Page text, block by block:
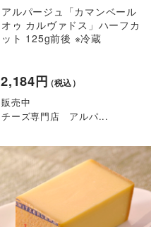
アルパージュ「カマンベール
オゥ カルヴァドス」ハーフカ
ット 125g前後 ※冷蔵
2,184円（税込）
販売中
チーズ専門店 アルパ...